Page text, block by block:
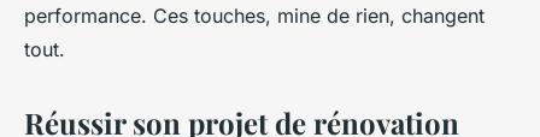
performance. Ces touches, mine de rien, changent
tout.
Réussir son projet de rénovation